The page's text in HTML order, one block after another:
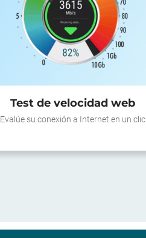
Test de velocidad web
Evalúe su conexión a Internet en un clic